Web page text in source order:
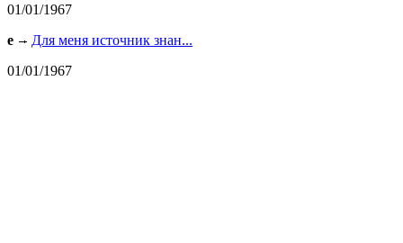
01/01/1967
e
Для меня источник знан...
01/01/1967